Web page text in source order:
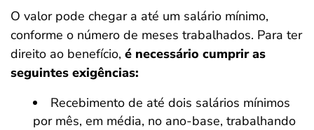
O valor pode chegar a até um salário mínimo,
conforme o número de meses trabalhados. Para ter
direito ao benefício, é necessário cumprir as
seguintes exigências:
Recebimento de até dois salários mínimos
por mês, em média, no ano-base, trabalhando